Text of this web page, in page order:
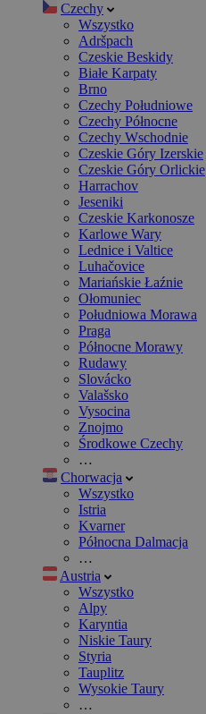
Czechy
Wszystko
Adršpach
Czeskie Beskidy
Białe Karpaty
Brno
Czechy Południowe
Czechy Północne
Czechy Wschodnie
Czeskie Góry Izerskie
Czeskie Góry Orlickie
Harrachov
Jeseniki
Czeskie Karkonosze
Karlowe Wary
Lednice i Valtice
Luhačovice
Mariańskie Łaźnie
Ołomuniec
Południowa Morawa
Praga
Północne Morawy
Rudawy
Slovácko
Valašsko
Vysocina
Znojmo
Środkowe Czechy
…
Chorwacja
Wszystko
Istria
Kvarner
Północna Dalmacja
…
Austria
Wszystko
Alpy
Karyntia
Niskie Taury
Styria
Tauplitz
Wysokie Taury
…